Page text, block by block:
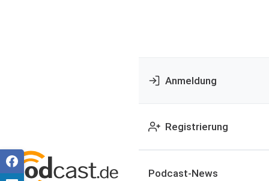
Anmeldung
Registrierung
Podcast-News